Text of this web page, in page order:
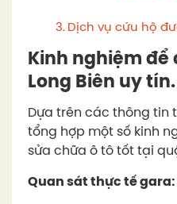
Dịch vụ cứu hộ
Kinh nghiệm để
Long Biên uy tín.
Dựa trên các thông tin
tổng hợp một số kinh
sửa chữa ô tô tốt tại
Quan sát thực tế gara: